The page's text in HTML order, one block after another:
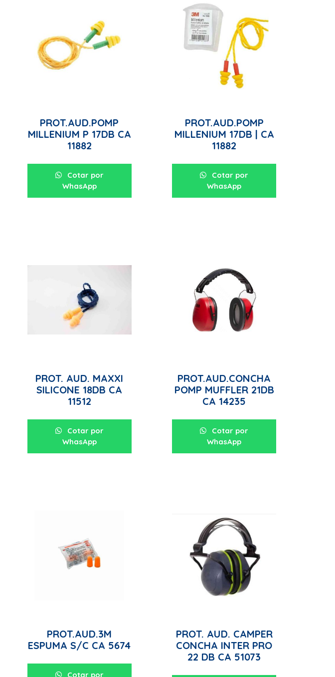
PROT.AUD.POMP
MILLENIUM P 17DB CA
11882
Cotar por
WhasApp
PROT.AUD.POMP
MILLENIUM 17DB | CA
11882
Cotar por
WhasApp
PROT. AUD. MAXXI
SILICONE 18DB CA
11512
Cotar por
WhasApp
PROT.AUD.CONCHA
POMP MUFFLER 21DB
CA 14235
Cotar por
WhasApp
PROT.AUD.3M
ESPUMA S/C CA 5674
Cotar por
PROT. AUD. CAMPER
CONCHA INTER PRO
22 DB CA 51073